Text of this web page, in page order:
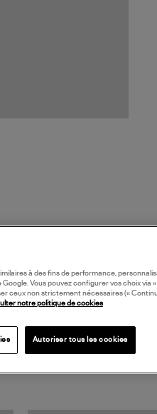
à des fins de performance,
Vous pouvez configurer vos choix via «
ceux non strictement nécessaires («
notre politique de cookies
Autoriser tous les cookies